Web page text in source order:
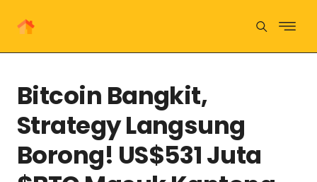
Bitcoin Bangkit,
Strategy Langsung
Borong! US$531 Juta